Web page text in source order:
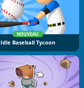
NOUVEAU
Idle Baseball Tycoon